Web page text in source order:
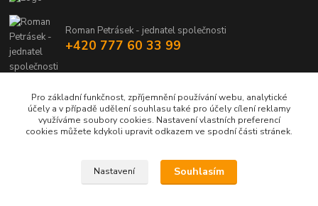
Roman Petrásek - jednatel společnosti
+420 777 60 33 99
Upravit sběr cookies.
Pro základní funkčnost, zpříjemnění používání webu, analytické
účely a v případě udělení souhlasu také pro účely cílení reklamy
využíváme soubory cookies. Nastavení vlastních preferencí
cookies můžete kdykoli upravit odkazem ve spodní části stránek.
Nastavení Souhlasím